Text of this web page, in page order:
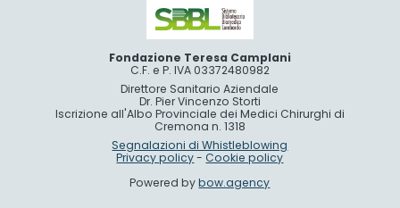
Fondazione Teresa Camplani
C.F. e P. IVA 03372480982
Direttore Sanitario Aziendale
Dr. Pier Vincenzo Storti
Iscrizione all'Albo Provinciale dei Medici Chirurghi di
Cremona n. 1318
Segnalazioni di Whistleblowing
Privacy policy-Cookie policy
Powered bybow.agency